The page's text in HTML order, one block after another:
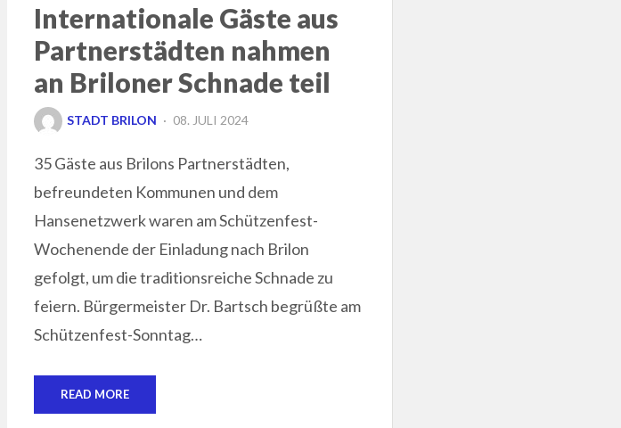
Internationale Gäste aus
Partnerstädten nahmen
an Briloner Schnade teil
STADT BRILON
POSTED
08. JULI 2024
35 Gäste aus Brilons Partnerstädten,
befreundeten Kommunen und dem
Hansenetzwerk waren am Schützenfest-
Wochenende der Einladung nach Brilon
gefolgt, um die traditionsreiche Schnade zu
feiern. Bürgermeister Dr. Bartsch begrüßte am
Schützenfest-Sonntag…
READ MORE